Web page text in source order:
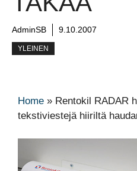
AdminSB 9.10.2007
YLEINEN
Home » Rentokil RADAR
tekstiviestejä hiiriltä